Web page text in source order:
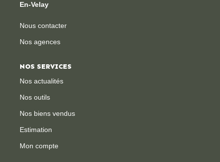
En-Velay
Nous contacter
Nos agences
NOS SERVICES
Nos actualités
Nos outils
Nos biens vendus
Estimation
Mon compte